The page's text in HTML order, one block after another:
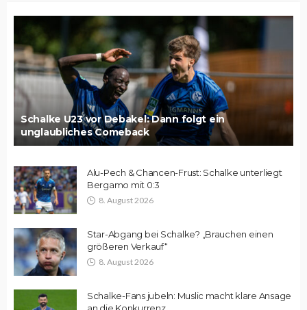
Schalke U23 vor Debakel: Dann folgt ein
unglaubliches Comeback
Alu-Pech & Chancen-Frust: Schalke unterliegt
Bergamo mit 0:3
8. August 2026
Star-Abgang bei Schalke? „Brauchen einen
größeren Verkauf“
8. August 2026
Schalke-Fans jubeln: Muslic macht klare Ansage